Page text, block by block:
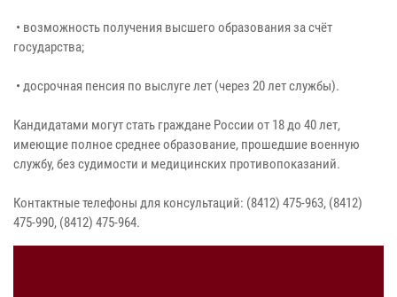
• возможность получения высшего образования за счёт
государства;
• досрочная пенсия по выслуге лет (через 20 лет службы).
Кандидатами могут стать граждане России от 18 до 40 лет,
имеющие полное среднее образование, прошедшие военную
службу, без судимости и медицинских противопоказаний.
Контактные телефоны для консультаций: (8412) 475-963, (8412)
475-990, (8412) 475-964.